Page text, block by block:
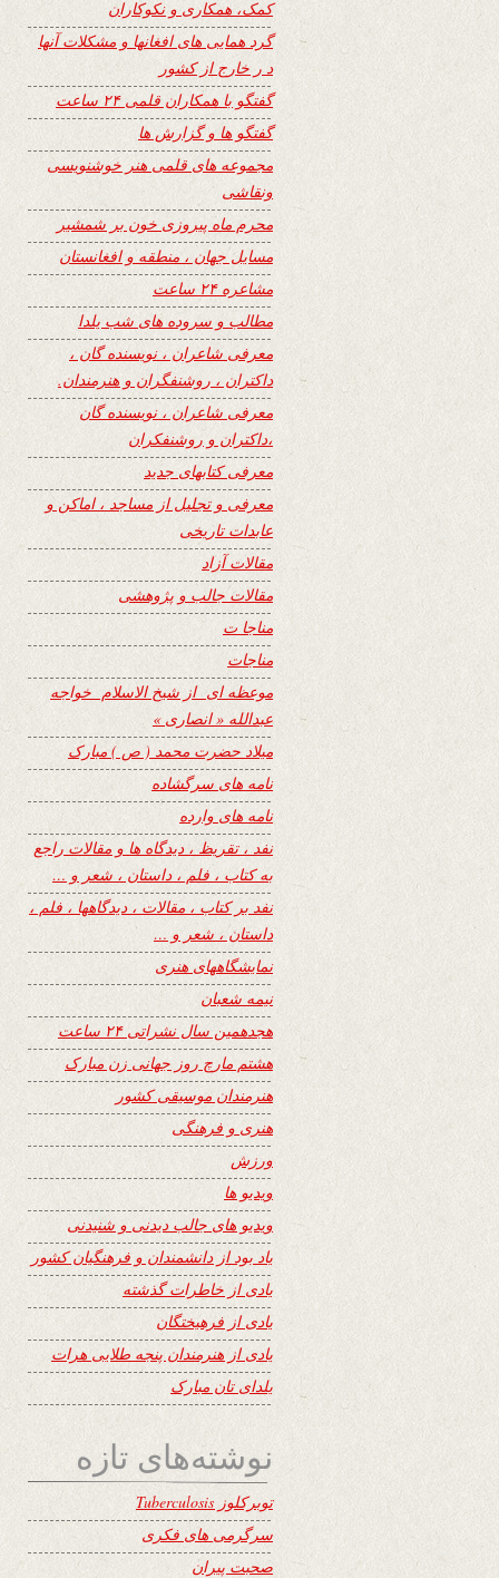
کمک، همکاری و نکوکاران
گرد همایی های افغانها و مشکلات آنها
د ر خارج از کشور
گفتگو با همکاران قلمی ۲۴ ساعت
گفتگو ها و گزارش ها
مجموعه های قلمی هنر خوشنویسی
ونقاشی
محرم ماه پیروزی خون بر شمشیر
مسایل جهان ، منطقه و افغانستان
مشاعره ۲۴ ساعت
مطالب و سروده های شب یلدا
معرفی شاعران ، نویسنده گان ،
داکتران ، روشنفگران و هنرمندان.
معرفی شاعران ، نویسنده گان
،داکتران و روشنفکران
معرفی کتابهای جدید
معرفی و تجلیل از مساجد ، اماکن و
عابدات تاریخی
مقالات آزاد
مقالات جالب و پژوهشی
مناجا ت
مناجات
موعظه ای از شیخ الاسلام خواجه
عبدالله « انصاری »
میلاد حضرت محمد ( ص ) مبارک
نامه های سرگشاده
نامه های وارده
نفد ، تقریظ ، دیدگاه ها و مقالات راجع
به کتاب ، فلم ، داستان ، شعر و …
نفد بر کتاب ، مقالات ، دیدگاهها ، فلم ،
داستان ، شعر و …
نمایشگاههای هنری
نیمه شعبان
هجدهمین سال نشراتی ۲۴ ساعت
هشتم مارچ روز جهانی زن مبارک
هنرمندان موسیقی کشور
هنری و فرهنگی
ورزش
ویدیو ها
ویدیو های جالب دیدنی و شنیدنی
یاد بود از دانشمندان و فرهنگیان کشور
یادی از خاطرات گذشته
یادی از فرهیختگان
یادی از هنرمندان پنجه طلایی هرات
یلدای تان مبارک
نوشته‌های تازه
توبرکلوز Tuberculosis
سرگرمی های فکری
صحبت پیران